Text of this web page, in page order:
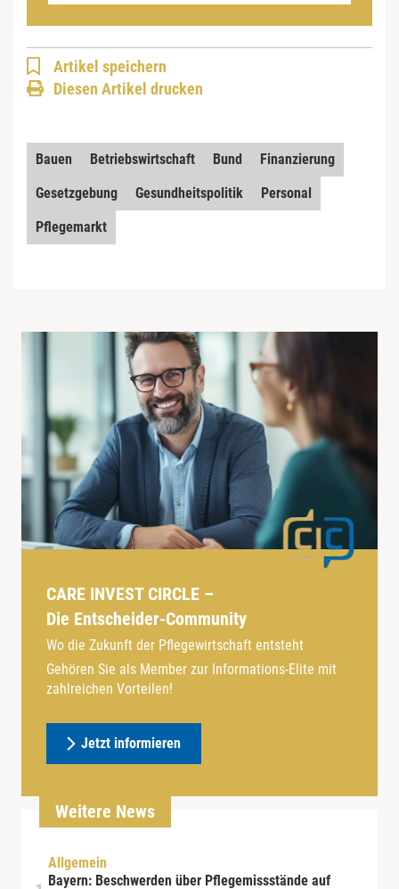
Artikel speichern
Diesen Artikel drucken
Bauen Betriebswirtschaft Bund
Finanzierung
Gesetzgebung
Gesundheitspolitik
Personal
Pflegemarkt
CARE INVEST CIRCLE –
Die Entscheider-Community
Wo die Zukunft der Pflegewirtschaft entsteht
Gehören Sie als Member zur Informations-Elite mit
zahlreichen Vorteilen!
Jetzt informieren
Weitere News
Allgemein
Bayern: Beschwerden über Pflegemissstände auf